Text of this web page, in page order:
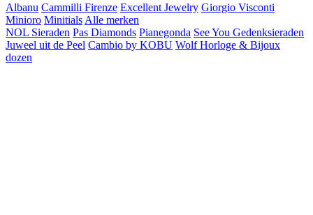
Albanu Cammilli Firenze Excellent Jewelry Giorgio Visconti
Minioro Minitials Alle merken
NOL Sieraden Pas Diamonds Pianegonda See You Gedenksieraden
Juweel uit de Peel Cambio by KOBU Wolf Horloge & Bijoux
dozen